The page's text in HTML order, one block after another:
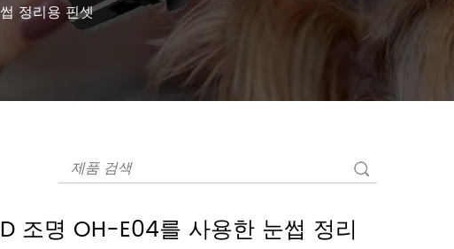
정리용 핀셋
조명 OH-E04를 사용한 눈썹 정리